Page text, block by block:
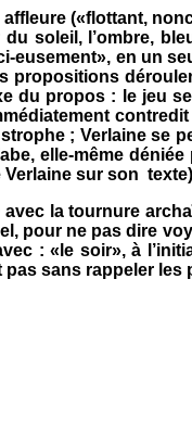
(«flottant,
soleil, l’ombre,
eusement», en un
du propos : le jeu
; Verlaine se
elle-même
Verlaine sur son
avec la tournure
pour ne pas dire
: «le soir», à
sans rappeler